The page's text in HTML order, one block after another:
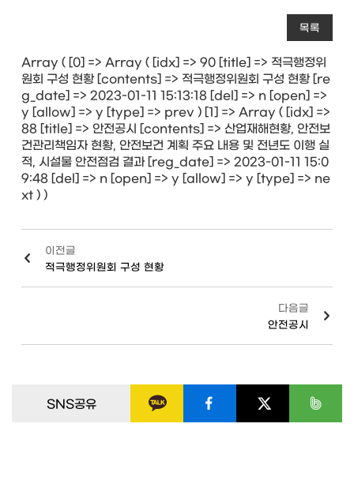
목록
Array ( [0] => Array ( [idx] => 90 [title] => 적극행정위
원회 구성 현황 [contents] => 적극행정위원회 구성 현황 [re
g_date] => 2023-01-11 15:13:18 [del] => n [open] =>
y [allow] => y [type] => prev ) [1] => Array ( [idx] =>
88 [title] => 안전공시 [contents] => 산업재해현황, 안전보
건관리책임자 현황, 안전보건 계획 주요 내용 및 전년도 이행 실
적, 시설물 안전점검 결과 [reg_date] => 2023-01-11 15:0
9:48 [del] => n [open] => y [allow] => y [type] => ne
xt ) )
이전글
적극행정위원회 구성 현황
다음글
안전공시
SNS공유